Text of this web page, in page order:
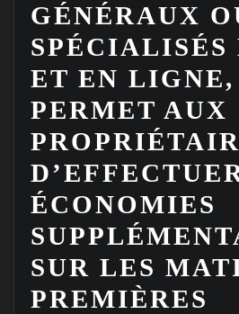
GÉNÉRAUX
SPÉCIALISÉS
ET EN
PERMET AUX
ÉCONOMIES
SUR LES
PREMIÈRES